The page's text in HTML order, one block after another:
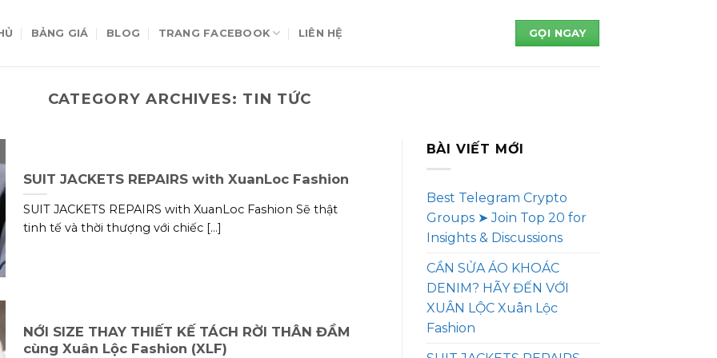
BẢNG GIÁ BLOG TRANG FACEBOOK LIÊN HỆ GỌI NGAY
CATEGORY ARCHIVES: TIN TỨC
SUIT JACKETS REPAIRS with XuanLoc Fashion
SUIT JACKETS REPAIRS with XuanLoc Fashion Sẽ thật
tinh tế và thời thượng với chiếc [...]
NỚI SIZE THAY THIẾT KẾ TÁCH RỜI THÂN ĐẦM
cùng Xuân Lộc Fashion (XLF)
BÀI VIẾT MỚI
Best Telegram Crypto
Groups ➤ Join Top 20 for
Insights & Discussions
CẦN SỬA ÁO KHOÁC
DENIM? HÃY ĐẾN VỚI
XUÂN LỘC Xuân Lộc
Fashion